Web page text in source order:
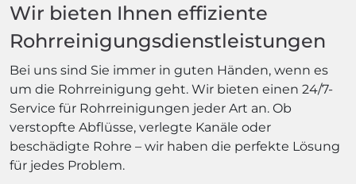
Wir bieten Ihnen effiziente
Rohrreinigungsdienstleistungen
Bei uns sind Sie immer in guten Händen, wenn es
um die Rohrreinigung geht. Wir bieten einen 24/7-
Service für Rohrreinigungen jeder Art an. Ob
verstopfte Abflüsse, verlegte Kanäle oder
beschädigte Rohre – wir haben die perfekte Lösung
für jedes Problem.